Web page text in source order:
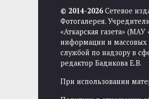
© 2014-2026Сетевое
Фотогалерея.
«Аткарская газета»
информации и массовых
службой по надзору в
редактор Бадикова Е.В.
При использовании